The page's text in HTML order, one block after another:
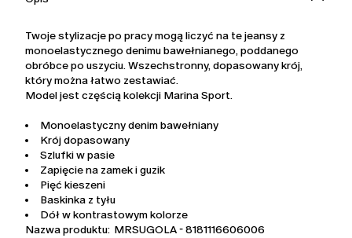
Twoje stylizacje po pracy mogą liczyć na te jeansy z
monoelastycznego denimu bawełnianego, poddanego
obróbce po uszyciu. Wszechstronny, dopasowany krój,
który można łatwo zestawiać.
Model jest częścią kolekcji Marina Sport.
Monoelastyczny denim bawełniany
Krój dopasowany
Szlufki w pasie
Zapięcie na zamek i guzik
Pięć kieszeni
Baskinka z tyłu
Dół w kontrastowym kolorze
Nazwa produktu: MRSUGOLA - 8181116606006